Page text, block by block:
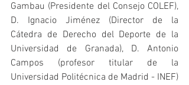
Gambau (Presidente del Consejo COLEF),
D. Ignacio Jiménez (Director de la
Cátedra de Derecho del Deporte de la
Universidad de Granada), D. Antonio
Campos (profesor titular de la
Universidad Politécnica de Madrid - INEF)